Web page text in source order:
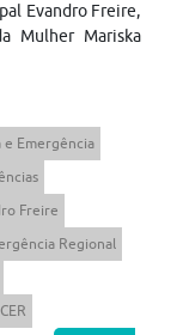
Evandro Freire,
Mulher Mariska
e Emergência
Freire
Regional
CER